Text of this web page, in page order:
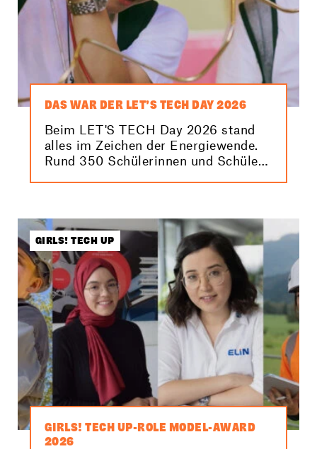
DAS WAR DER LET’S TECH DAY 2026
Beim LET'S TECH Day 2026 stand
alles im Zeichen der Energiewende.
Rund 350 Schülerinnen und Schüler
beitragen können. Hier findest du die
besten Bilder von der Veranstaltung!
GIRLS! TECH UP
GIRLS! TECH UP-ROLE MODEL-AWARD
2026